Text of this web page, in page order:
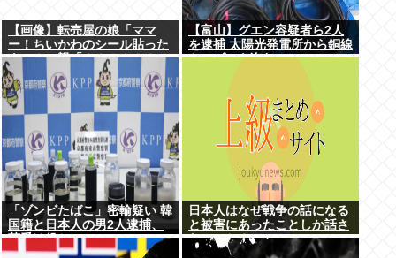
【画像】転売屋の娘「ママ
ー！ちいかわのシール貼った
よー！」親「！！！！！！」
【富山】グエン容疑者ら2人
を逮捕 太陽光発電所から銅線
ケーブルを盗む
「ゾンビたばこ」密輸疑い 韓
国籍と日本人の男2人逮捕、
荷受け役か
日本人はなぜ戦争の話になる
と被害にあったことしか話さ
ないのか？